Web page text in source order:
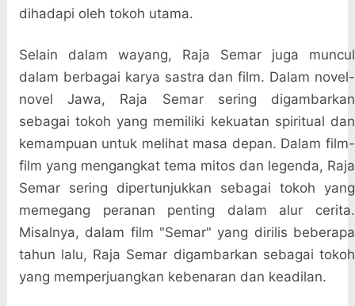
dihadapi oleh tokoh utama.
Selain dalam wayang, Raja Semar juga muncul
dalam berbagai karya sastra dan film. Dalam novel-
novel Jawa, Raja Semar sering digambarkan
sebagai tokoh yang memiliki kekuatan spiritual dan
kemampuan untuk melihat masa depan. Dalam film-
film yang mengangkat tema mitos dan legenda, Raja
Semar sering dipertunjukkan sebagai tokoh yang
memegang peranan penting dalam alur cerita.
Misalnya, dalam film "Semar" yang dirilis beberapa
tahun lalu, Raja Semar digambarkan sebagai tokoh
yang memperjuangkan kebenaran dan keadilan.